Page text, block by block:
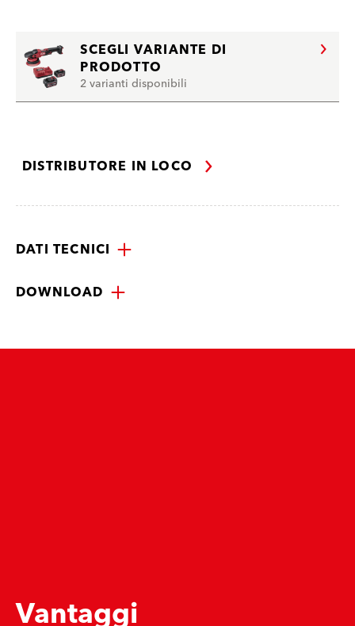
SCEGLI VARIANTE DI
PRODOTTO
2 varianti disponibili
DISTRIBUTORE IN LOCO
DATI TECNICI
DOWNLOAD
Vantaggi